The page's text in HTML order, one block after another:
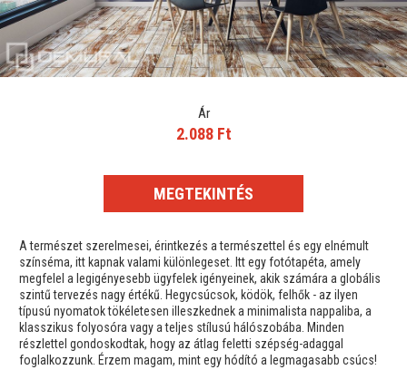
Ár
2.088 Ft
MEGTEKINTÉS
A természet szerelmesei, érintkezés a természettel és egy elnémult
színséma, itt kapnak valami különlegeset. Itt egy fotótapéta, amely
megfelel a legigényesebb ügyfelek igényeinek, akik számára a globális
szintű tervezés nagy értékű. Hegycsúcsok, ködök, felhők - az ilyen
típusú nyomatok tökéletesen illeszkednek a minimalista nappaliba, a
klasszikus folyosóra vagy a teljes stílusú hálószobába. Minden
részlettel gondoskodtak, hogy az átlag feletti szépség-adaggal
foglalkozzunk. Érzem magam, mint egy hódító a legmagasabb csúcs!